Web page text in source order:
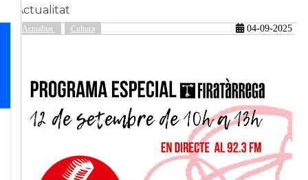
Actualitat
Actualitat Cultura 04-09-2025